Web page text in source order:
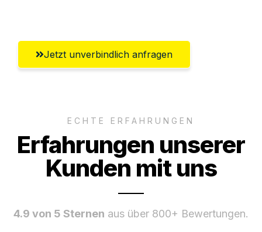
Jetzt unverbindlich anfragen
ECHTE ERFAHRUNGEN
Erfahrungen unserer
Kunden mit uns
4.9 von 5 Sternen aus über 800+ Bewertungen.